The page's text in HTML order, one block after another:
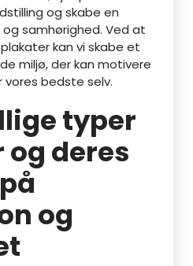
og skabe en
samhørighed. Ved at
kan vi skabe et
miljø, der kan motivere
bedste selv.
typer
deres
og